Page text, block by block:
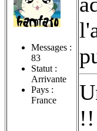
Messages :
83
Statut :
Arrivante
Pays :
France